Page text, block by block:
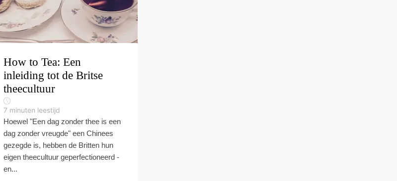
How to Tea: Een
inleiding tot de Britse
theecultuur
7 minuten leestijd
Hoewel "Een dag zonder thee is een
dag zonder vreugde" een Chinees
gezegde is, hebben de Britten hun
eigen theecultuur geperfectioneerd -
en...